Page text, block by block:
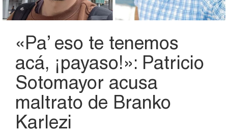
«Pa’ eso te tenemos
acá, ¡payaso!»: Patricio
Sotomayor acusa
maltrato de Branko
Karlezi